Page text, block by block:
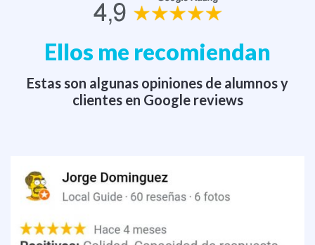
Ellos me recomiendan
Estas son algunas opiniones de alumnos y
clientes en Google reviews